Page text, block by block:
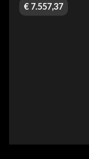
€7.557,37